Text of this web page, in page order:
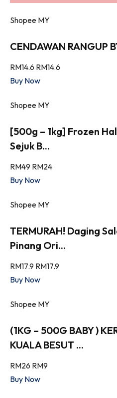
Shopee MY
CENDAWAN RANGUP
RM14.6 RM14.6
Buy Now
Shopee MY
[500g – 1kg] Frozen
Sejuk B...
RM49 RM24
Buy Now
Shopee MY
TERMURAH! Daging
Pinang Ori...
RM17.9 RM17.9
Buy Now
Shopee MY
(1KG – 500G BABY )
KUALA BESUT ...
RM26 RM9
Buy Now